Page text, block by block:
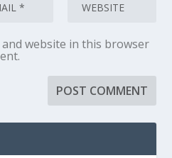
and website in this browser